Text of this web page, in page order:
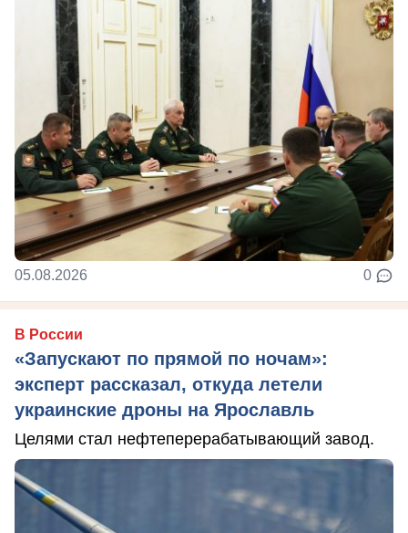
05.08.2026 0
В России
«Запускают по прямой по ночам»:
эксперт рассказал, откуда летели
украинские дроны на Ярославль
Целями стал нефтеперерабатывающий завод.